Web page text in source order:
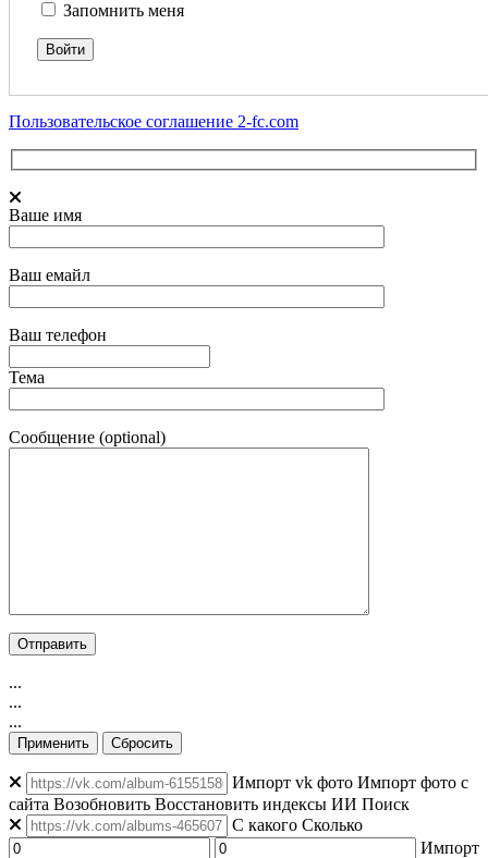
Запомнить меня
Пользовательское соглашение 2-fc.com
Ваше имя
Ваш емайл
Ваш телефон
Тема
Сообщение (optional)
...
...
...
Применить Сбросить
Импорт vk фото Импорт фото с
сайта Возобновить Восстановить индексы ИИ Поиск
C какого Сколько
Импорт